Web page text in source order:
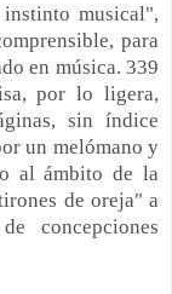
musical",
para
en música. 339
por lo ligera,
sin índice
un melómano y
al ámbito de la
de oreja" a
concepciones